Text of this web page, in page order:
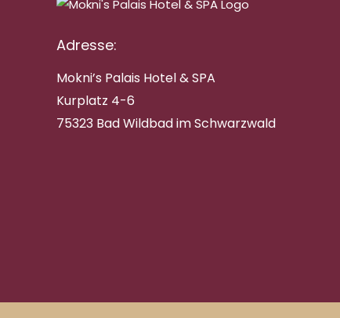
Adresse:
Mokni’s Palais Hotel & SPA
Kurplatz 4-6
75323 Bad Wildbad im Schwarzwald